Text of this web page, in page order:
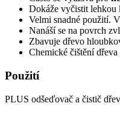
Dokáže vyčistit lehkou
Velmi snadné použití.
Nanáší se na povrch
Zbavuje dřevo
Chemické čištění
Použití
PLUS odšeďovač a čistič